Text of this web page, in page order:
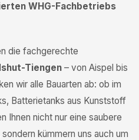
WHG-Fachbetriebs
die fachgerechte
Tiengen – von Aispel bis
wir alle Bauarten ab: ob im
Batterietanks aus Kunststoff
Ihnen nicht nur eine saubere
sondern kümmern uns auch um